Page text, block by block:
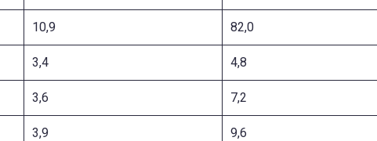
10,9 82,0
3,4 4,8
3,6 7,2
3,9 9,6